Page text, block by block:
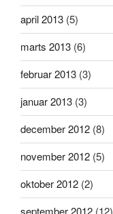
april 2013 (5)
marts 2013 (6)
februar 2013 (3)
januar 2013 (3)
december 2012 (8)
november 2012 (5)
oktober 2012 (2)
september 2012 (12)